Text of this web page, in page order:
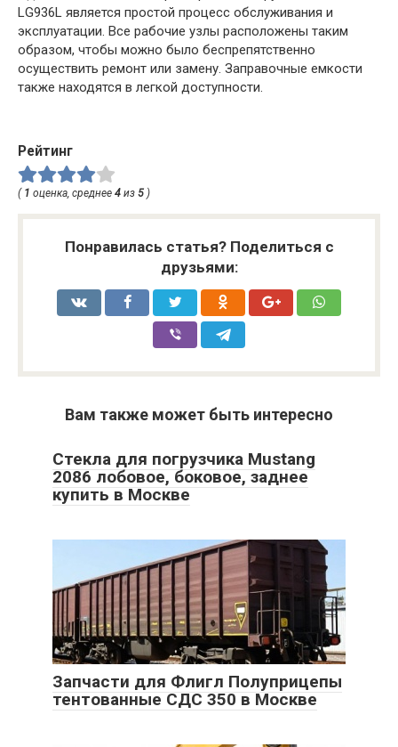
LG936L является простой процесс обслуживания и
эксплуатации. Все рабочие узлы расположены таким
образом, чтобы можно было беспрепятственно
осуществить ремонт или замену. Заправочные емкости
также находятся в легкой доступности.
Рейтинг
( 1 оценка, среднее 4 из 5 )
Понравилась статья? Поделиться с
друзьями:
Вам также может быть интересно
Стекла для погрузчика Mustang
2086 лобовое, боковое, заднее
купить в Москве
Запчасти для Флигл Полуприцепы
тентованные СДС 350 в Москве